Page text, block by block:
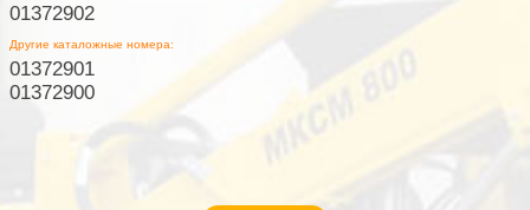
01372902
Другие каталожные номера:
01372901
01372900